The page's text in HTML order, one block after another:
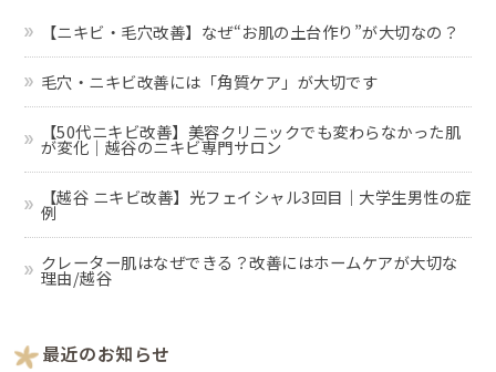
【ニキビ・毛穴改善】なぜ“お肌の土台作り”が大切なの？
毛穴・ニキビ改善には「角質ケア」が大切です
【50代ニキビ改善】美容クリニックでも変わらなかった肌
が変化｜越谷のニキビ専門サロン
【越谷 ニキビ改善】光フェイシャル3回目｜大学生男性の症
例
クレーター肌はなぜできる？改善にはホームケアが大切な
理由/越谷
最近のお知らせ